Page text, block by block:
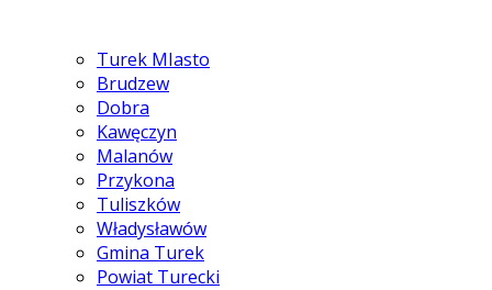
Turek MIasto
Brudzew
Dobra
Kawęczyn
Malanów
Przykona
Tuliszków
Władysławów
Gmina Turek
Powiat Turecki